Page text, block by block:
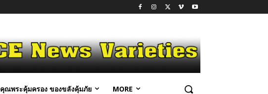
คุณพระคุ้มครอง ของขลังคุ้มภัย MORE